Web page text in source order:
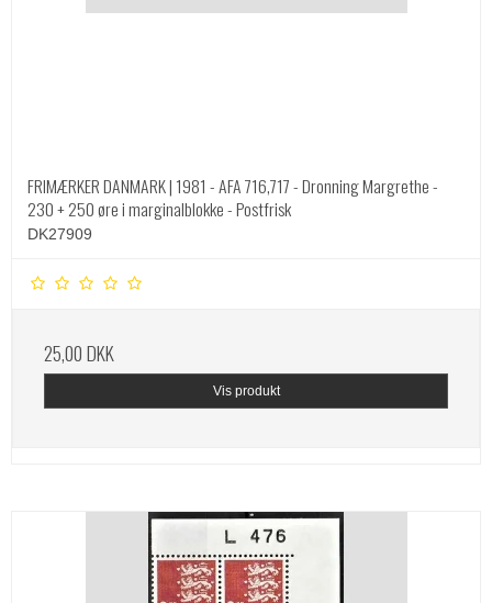
FRIMÆRKER DANMARK | 1981 - AFA 716,717 - Dronning Margrethe -
230 + 250 øre i marginalblokke - Postfrisk
DK27909
25,00 DKK
Vis produkt